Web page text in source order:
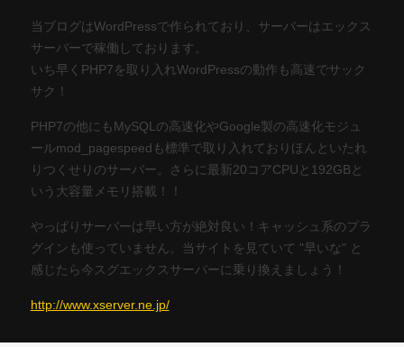
当ブログはWordPressで作られており、サーバーはエックス
サーバーで稼働しております。
いち早くPHP7を取り入れWordPressの動作も高速でサック
サク！
PHP7の他にもMySQLの高速化やGoogle製の高速化モジュ
ールmod_pagespeedも標準で取り入れておりほんといたれ
りつくせりのサーバー。さらに最新20コアCPUと192GBと
いう大容量メモリ搭載！！
やっぱりサーバーは早い方が絶対良い！キャッシュ系のプラ
グインも使っていません。当サイトを見ていて "早いな" と
感じたら今スグエックスサーバーに乗り換えましょう！
http://www.xserver.ne.jp/